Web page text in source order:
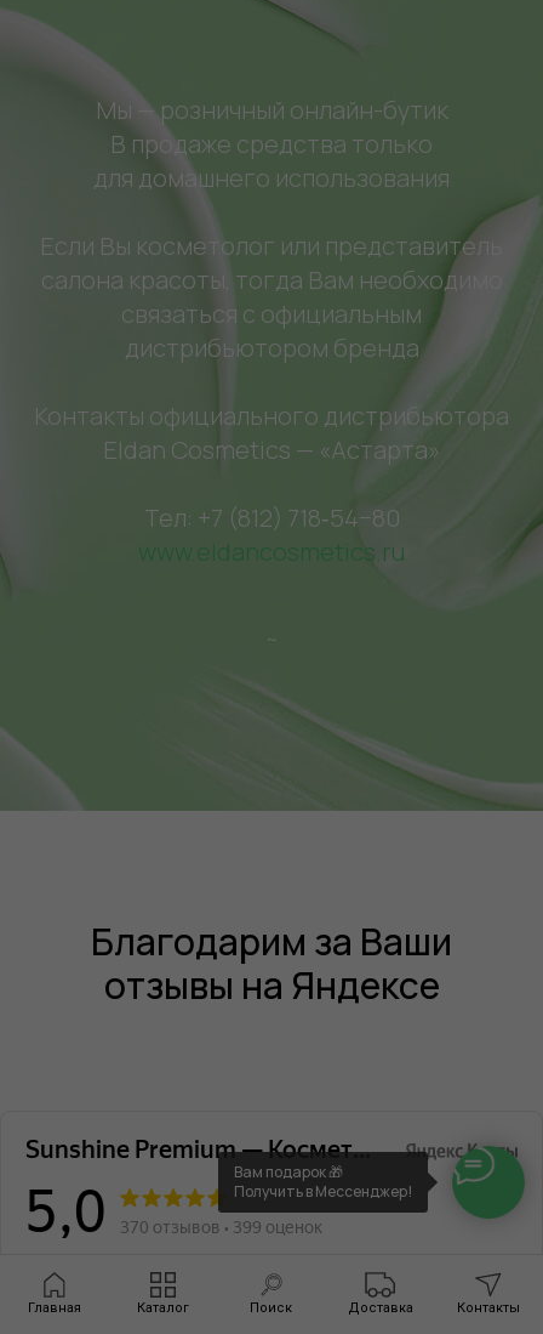
Мы — розничный онлайн-бутик
В продаже средства только
для домашнего использования
Если Вы косметолог или представитель
салона красоты, тогда Вам необходимо
связаться с официальным
дистрибьютором бренда
Контакты официального дистрибьютора
Eldan Cosmetics — «Астарта»
Тел: +7 (812) 718‑54−80
www.eldancosmetics.ru
~
Благодарим за Ваши
отзывы на Яндексе
Вам подарок 🎁
Получить в Мессенджер!
Главная Каталог Поиск Доставка Контакты